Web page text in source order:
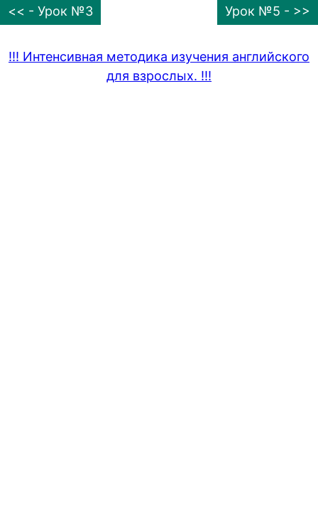
<< - Урок №3 Урок №5 - >>
!!! Интенсивная методика изучения английского
для взрослых. !!!